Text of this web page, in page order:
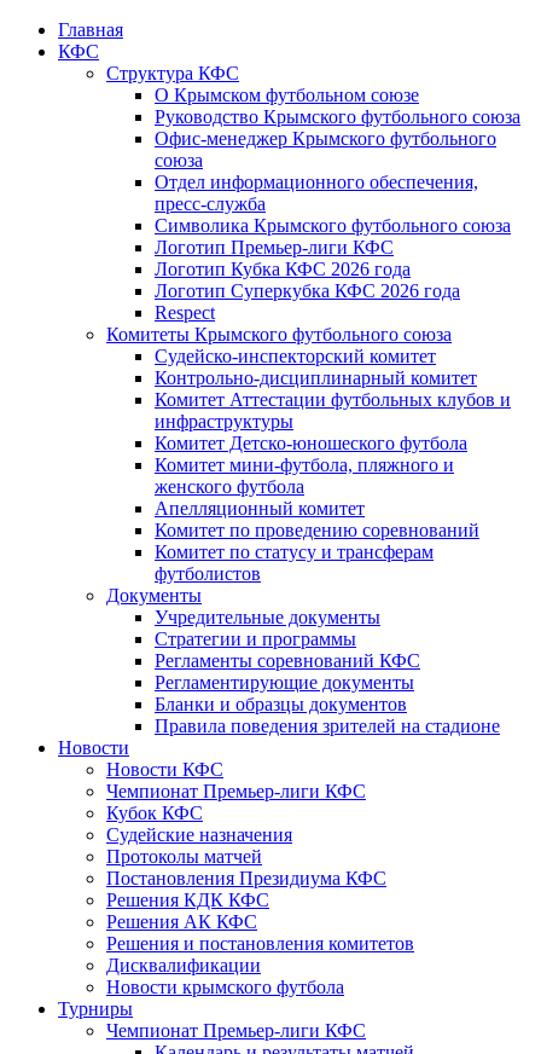
Главная
КФС
Структура КФС
О Крымском футбольном союзе
Руководство Крымского футбольного союза
Офис-менеджер Крымского футбольного
союза
Отдел информационного обеспечения,
пресс-служба
Символика Крымского футбольного союза
Логотип Премьер-лиги КФС
Логотип Кубка КФС 2026 года
Логотип Суперкубка КФС 2026 года
Respect
Комитеты Крымского футбольного союза
Судейско-инспекторский комитет
Контрольно-дисциплинарный комитет
Комитет Аттестации футбольных клубов и
инфраструктуры
Комитет Детско-юношеского футбола
Комитет мини-футбола, пляжного и
женского футбола
Апелляционный комитет
Комитет по проведению соревнований
Комитет по статусу и трансферам
футболистов
Документы
Учредительные документы
Стратегии и программы
Регламенты соревнований КФС
Регламентирующие документы
Бланки и образцы документов
Правила поведения зрителей на стадионе
Новости
Новости КФС
Чемпионат Премьер-лиги КФС
Кубок КФС
Судейские назначения
Протоколы матчей
Постановления Президиума КФС
Решения КДК КФС
Решения АК КФС
Решения и постановления комитетов
Дисквалификации
Новости крымского футбола
Турниры
Чемпионат Премьер-лиги КФС